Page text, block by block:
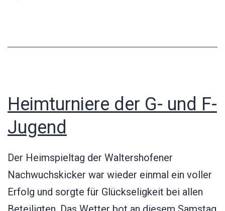
Heimturniere der G- und F-
Jugend
Der Heimspieltag der Waltershofener
Nachwuchskicker war wieder einmal ein voller
Erfolg und sorgte für Glückseligkeit bei allen